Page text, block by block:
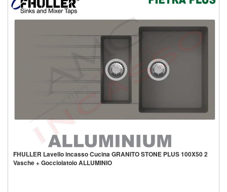
FHULLER Lavello incasso Cucina GRANITO STONE PLUS 100X50 2
Vasche + Gocciolatoio ALLUMINIO